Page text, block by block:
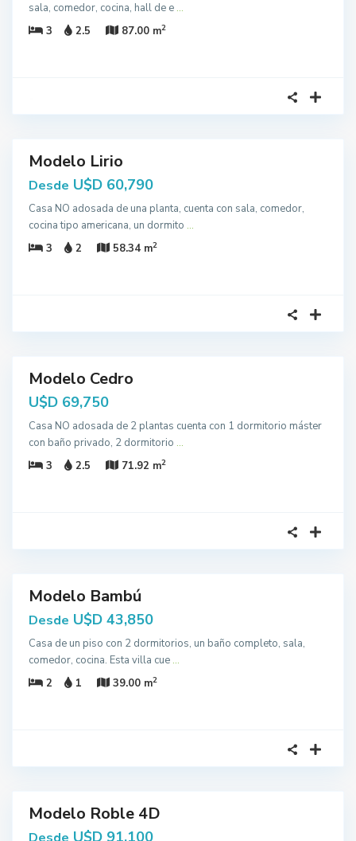
sala, comedor, cocina, hall de e ...
3
2.5 87.00 m2
Modelo Lirio
Desde U$D 60,790
Casa NO adosada de una planta, cuenta con sala, comedor,
cocina tipo americana, un dormito ...
3
2 58.34 m2
Modelo Cedro
U$D 69,750
Casa NO adosada de 2 plantas cuenta con 1 dormitorio máster
con baño privado, 2 dormitorio ...
3
2.5 71.92 m2
Modelo Bambú
Desde U$D 43,850
Casa de un piso con 2 dormitorios, un baño completo, sala,
comedor, cocina. Esta villa cue ...
2
1 39.00 m2
Modelo Roble 4D
U$D 91,100